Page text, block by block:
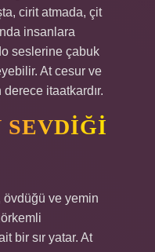
cirit atmada, çit
insanlara
seslerine çabuk
At cesur ve
itaatkardır.
SEVDIĞI
övdüğü ve yemin
bir sır yatar. At